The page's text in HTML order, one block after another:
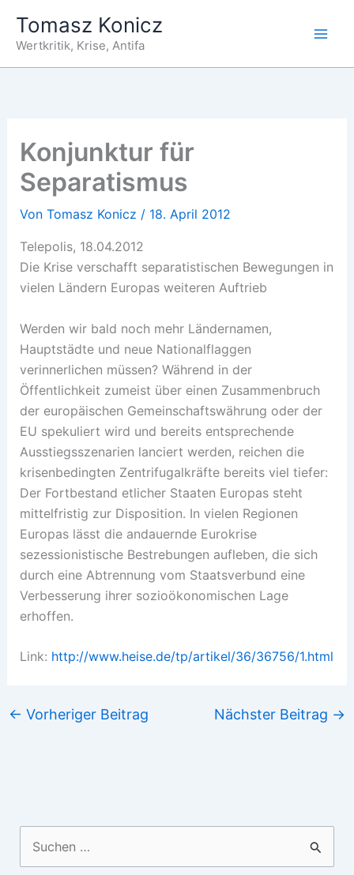
Inhalt
springen
Tomasz Konicz
Wertkritik, Krise, Antifa
Konjunktur für
Separatismus
Von Tomasz Konicz / 18. April 2012
Telepolis, 18.04.2012
Die Krise verschafft separatistischen Bewegungen in
vielen Ländern Europas weiteren Auftrieb
Werden wir bald noch mehr Ländernamen,
Hauptstädte und neue Nationalflaggen
verinnerlichen müssen? Während in der
Öffentlichkeit zumeist über einen Zusammenbruch
der europäischen Gemeinschaftswährung oder der
EU spekuliert wird und bereits entsprechende
Ausstiegsszenarien lanciert werden, reichen die
krisenbedingten Zentrifugalkräfte bereits viel tiefer:
Der Fortbestand etlicher Staaten Europas steht
mittelfristig zur Disposition. In vielen Regionen
Europas lässt die andauernde Eurokrise
sezessionistische Bestrebungen aufleben, die sich
durch eine Abtrennung vom Staatsverbund eine
Verbesserung ihrer sozioökonomischen Lage
erhoffen.
Link: http://www.heise.de/tp/artikel/36/36756/1.html
← Vorheriger Beitrag Nächster Beitrag →
Suchen
nach: